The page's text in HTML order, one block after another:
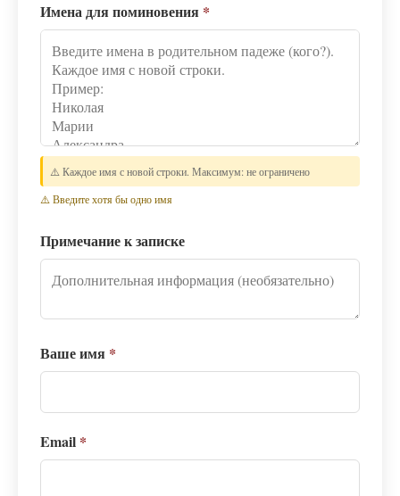
Имена для поминовения *
⚠️ Каждое имя с новой строки. Максимум: не ограничено
⚠️ Введите хотя бы одно имя
Примечание к записке
Ваше имя *
Email *